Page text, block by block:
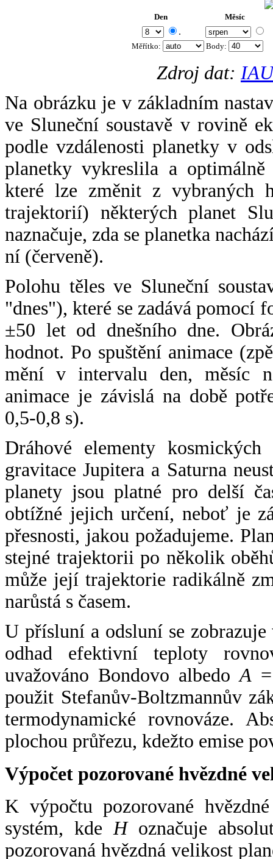
Den Měsíc
.
Měřítko: Body:
Zdroj dat:
Na obrázku je v základním
ve Sluneční soustavě v rovině
podle vzdálenosti planetky v
planetky vykreslila a
které lze změnit z vybraných
trajektorií) některých planet
naznačuje, zda se planetka
ní (červeně).
Polohu těles ve Sluneční
"dnes"), které se zadává pomocí
±50 let od dnešního dne.
hodnot. Po spuštění animace
mění v intervalu den, měsíc
animace je závislá na době
0,5-0,8 s).
Dráhové elementy
gravitace Jupitera a Saturna
planety jsou platné pro delší
obtížné jejich určení, neboť je
přesnosti, jakou požadujeme.
stejné trajektorii po několik
může její trajektorie radikálně
narůstá s časem.
U přísluní a odsluní se
odhad efektivní teploty
uvažováno Bondovo albedoA
použit Stefanův-Boltzmannův
termodynamické rovnováze.
plochou průřezu, kdežto emise
Výpočet pozorované hvězdné
K výpočtu pozorované
systém, kde Hoznačuje
pozorovaná hvězdná velikost